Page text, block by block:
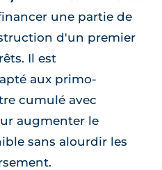
une partie de
d'un premier
Il est
aux primo-
cumulé avec
augmenter le
sans alourdir les